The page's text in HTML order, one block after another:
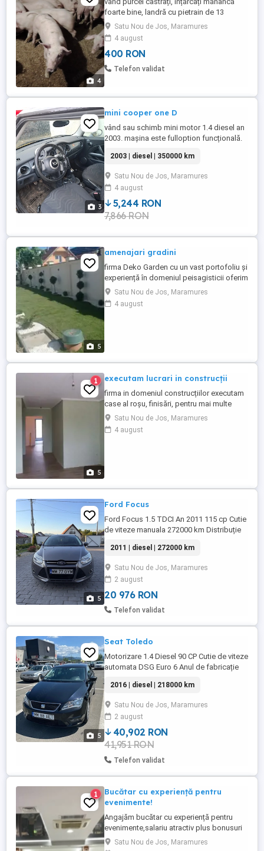
4
foarte bine, landră cu pietrain de 13
săptămâni.
Satu Nou de Jos, Maramures
4 august
400 RON
Telefon validat
3
mini cooper one D
vând sau schimb mini motor 1.4 diesel an
2003. mașina este fulloption funcțională.
2003 | diesel | 350000 km
Satu Nou de Jos, Maramures
4 august
5,244 RON
7,866 RON
5
amenajari gradini
firma Deko Garden cu un vast portofoliu și
experiență în domeniul peisagisticii oferim
servicii de amenajare și întreținere grădini.
pentru mai multe detalii ne puteți contacta
pe numerele de telefon , sau pe numărul
Satu Nou de Jos, Maramures
4 august
5
1 executam lucrari in construcții
firma in domeniul construcțiilor executam
case al roșu, finisări, pentru mai multe
detalii ne puteți lăsa un mesaj pe wattapp
la numărul din anunț.
Satu Nou de Jos, Maramures
4 august
5
Ford Focus
Ford Focus 1.5 TDCI An 2011 115 cp Cutie
de viteze manuala 272000 km Distribuție
recent Discuri si placute frana inlocuite
recent Anvelope vara in stare f buna
Anvelope de iarna noi Jante aliaj R 17
Faruri automate cu xenon si led Stopuri
led Navigatie Camere ...
2011 | diesel | 272000 km
Satu Nou de Jos, Maramures
2 august
20 976 RON
Telefon validat
5
Seat Toledo
Motorizare 1.4 Diesel 90 CP Cutie de viteze
automata DSG Euro 6 Anul de fabricație
service Automat DSG Senzori parcare
spate Senzori ploaie lumini Radio Media
CD USB Slot Card Comenzi Vocale Volan
piele cu comenzi Interior textil foarte bine
intretinut, ...
2016 | diesel | 218000 km
Satu Nou de Jos, Maramures
2 august
40,902 RON
41,951 RON
Telefon validat
1
Bucătar cu experiență pentru
evenimente!
Angajăm bucătar cu experiență pentru
evenimente,salariu atractiv plus bonusuri
evenimente
Satu Nou de Jos, Maramures